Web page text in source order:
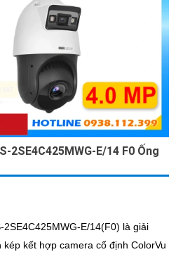
2SE4C425MWG-E/14 F0 Ống
2SE4C425MWG-E/14(F0) là giải
kết hợp camera cố định ColorVu